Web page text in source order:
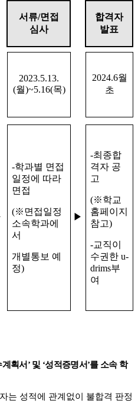
서류/면접
심사
합격자
발표
2023.5.13.
(월)~5.16(목)
2024.6월
초
-학과별 면접
일정에 따라
면접
(※ 면접일정
소속학과에
서
개별통보 예
정)
▶
-최종합
격자 공
고
(※학교
홈페이지
참고)
-교직이
수권한 u-
drims부
여
획서 ’ 및 ‘성적증명서’를 소속 학
는 성적에 관계없이 불합격 판정